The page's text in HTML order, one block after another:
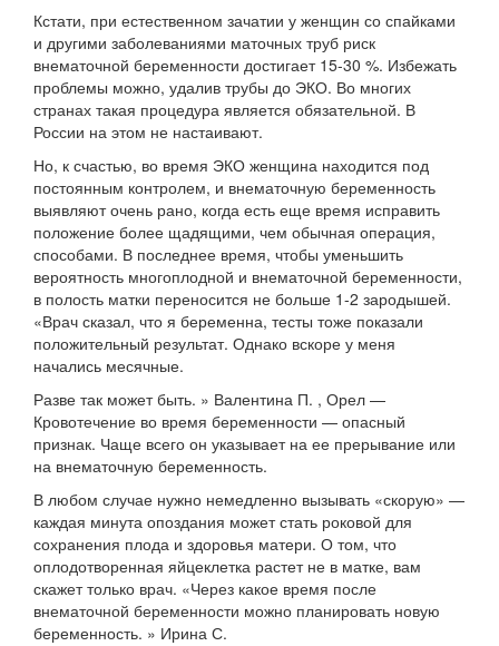
Кстати, при естественном зачатии у женщин со спайками
и другими заболеваниями маточных труб риск
внематочной беременности достигает 15-30 %. Избежать
проблемы можно, удалив трубы до ЭКО. Во многих
странах такая процедура является обязательной. В
России на этом не настаивают.
Но, к счастью, во время ЭКО женщина находится под
постоянным контролем, и внематочную беременность
выявляют очень рано, когда есть еще время исправить
положение более щадящими, чем обычная операция,
способами. В последнее время, чтобы уменьшить
вероятность многоплодной и внематочной беременности,
в полость матки переносится не больше 1-2 зародышей.
«Врач сказал, что я беременна, тесты тоже показали
положительный результат. Однако вскоре у меня
начались месячные.
Разве так может быть. » Валентина П. , Орел —
Кровотечение во время беременности — опасный
признак. Чаще всего он указывает на ее прерывание или
на внематочную беременность.
В любом случае нужно немедленно вызывать «скорую» —
каждая минута опоздания может стать роковой для
сохранения плода и здоровья матери. О том, что
оплодотворенная яйцеклетка растет не в матке, вам
скажет только врач. «Через какое время после
внематочной беременности можно планировать новую
беременность. » Ирина С.